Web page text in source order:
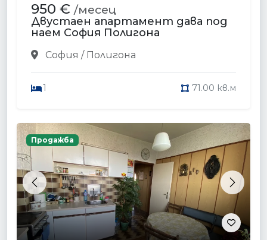
950 € /месец
Двустаен апартамент дава под
наем София Полигона
София / Полигона
1 71.00 кв.м
Previous Next
Продажба